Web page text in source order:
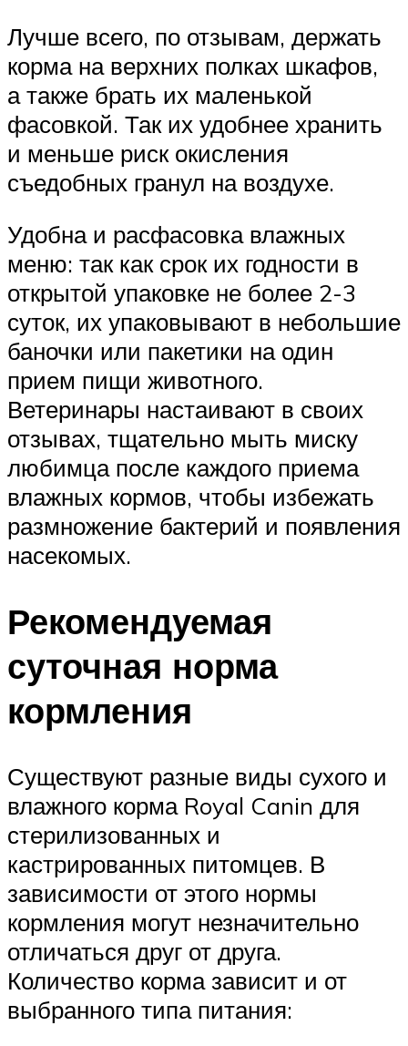
Лучше всего, по отзывам, держать
корма на верхних полках шкафов,
а также брать их маленькой
фасовкой. Так их удобнее хранить
и меньше риск окисления
съедобных гранул на воздухе.
Удобна и расфасовка влажных
меню: так как срок их годности в
открытой упаковке не более 2-3
суток, их упаковывают в небольшие
баночки или пакетики на один
прием пищи животного.
Ветеринары настаивают в своих
отзывах, тщательно мыть миску
любимца после каждого приема
влажных кормов, чтобы избежать
размножение бактерий и появления
насекомых.
Рекомендуемая
суточная норма
кормления
Существуют разные виды сухого и
влажного корма Royal Canin для
стерилизованных и
кастрированных питомцев. В
зависимости от этого нормы
кормления могут незначительно
отличаться друг от друга.
Количество корма зависит и от
выбранного типа питания: